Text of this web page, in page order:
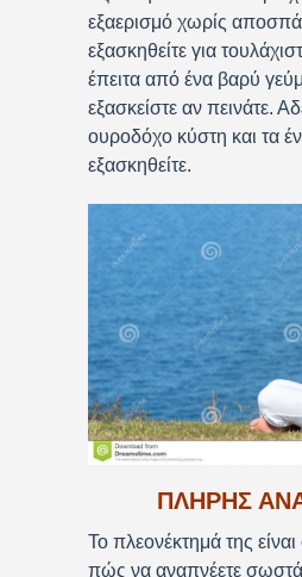
εξαερισμό χωρίς
εξασκηθείτε για
έπειτα από ένα βαρύ
εξασκείστε αν πεινάτε.
ουροδόχο κύστη και τα
εξασκηθείτε.
ΠΛΗΡΗΣ
Το πλεονέκτημά της είναι
πώς να αναπνέετε